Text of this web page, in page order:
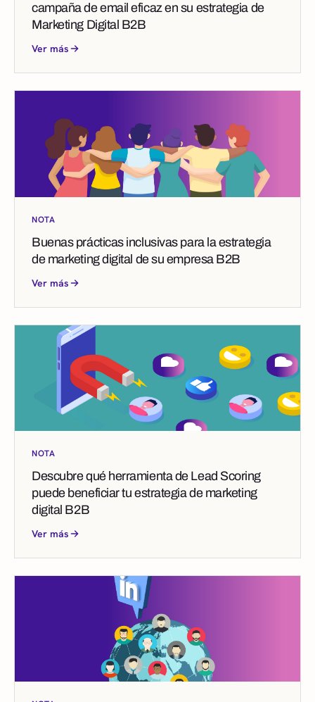
campaña de email eficaz en su estrategia de
Marketing Digital B2B
Ver más
NOTA
Buenas prácticas inclusivas para la estrategia
de marketing digital de su empresa B2B
Ver más
NOTA
Descubre qué herramienta de Lead Scoring
puede beneficiar tu estrategia de marketing
digital B2B
Ver más